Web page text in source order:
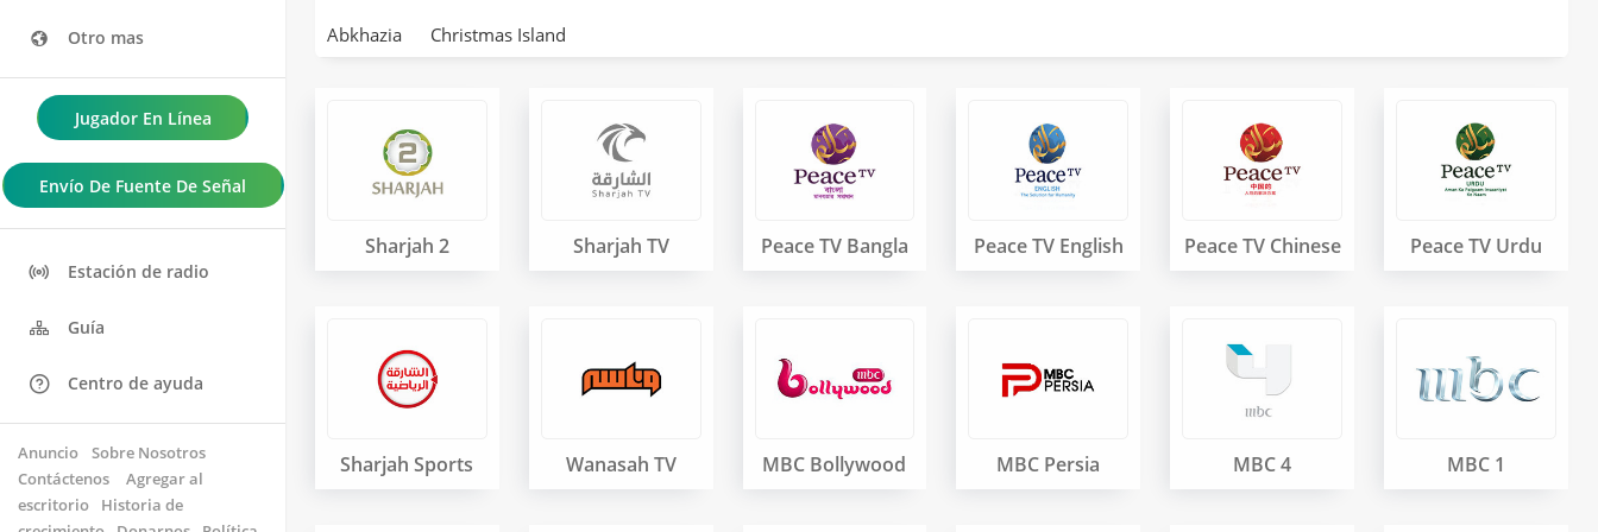
Otro mas
Jugador En Línea
Envío De Fuente De Señal
Estación de radio
Guía
Centro de ayuda
Anuncio
Sobre Nosotros
Contáctenos
Agregar al
escritorio
Historia de
Abkhazia Christmas Island
Sharjah 2 Sharjah TV Peace TV Bangla Peace TV English Peace TV Chinese Peace TV Urdu
Sharjah Sports Wanasah TV MBC Bollywood MBC Persia MBC 4 MBC 1